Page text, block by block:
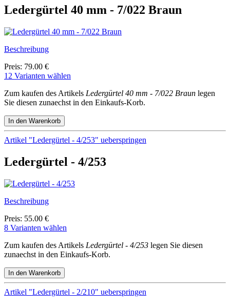
Ledergürtel 40 mm - 7/022 Braun
Beschreibung
Preis: 79.00 €
12 Varianten wählen
Zum kaufen des Artikels Ledergürtel 40 mm - 7/022 Braun legen
Sie diesen zunaechst in den Einkaufs-Korb.
Artikel "Ledergürtel - 4/253" ueberspringen
Ledergürtel - 4/253
Beschreibung
Preis: 55.00 €
8 Varianten wählen
Zum kaufen des Artikels Ledergürtel - 4/253 legen Sie diesen
zunaechst in den Einkaufs-Korb.
Artikel "Ledergürtel - 2/210" ueberspringen